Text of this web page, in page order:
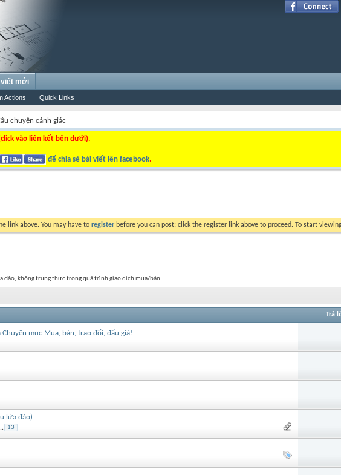
Actions Quick Links
viết mới
chuyện cảnh giác
vào liên kết bên dưới).
để chia sẻ bài viết lên facebook.
link above. You may have to register before you can post: click the register link above to proceed. To start
đảo, không trung thực trong quá trình giao dịch mua/bán.
Trả
mục Mua, bán, trao đổi, đấu giá!
lừa đảo)
13